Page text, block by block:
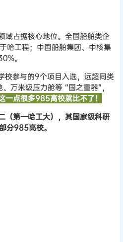
域占据核心地位。全国船舶类企
哈工程；中国船舶集团、中核集
。
校参与的9个项目入选，远超同类
万米级压力舱等 “国之重器”，
一点很多985高校就比不了！
（第一哈工大），其国家级科研
分985高校。